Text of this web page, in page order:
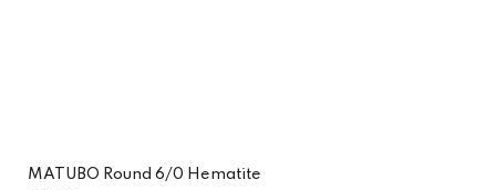
MATUBO Round 6/0 Hematite